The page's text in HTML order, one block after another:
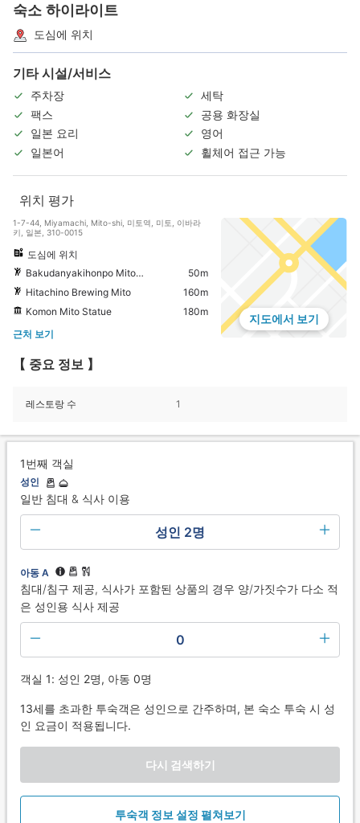
숙소 하이라이트
도심에 위치
기타 시설/서비스
주차장
세탁
팩스
공용 화장실
일본 요리
영어
일본어
휠체어 접근 가능
위치 평가
1-7-44, Miyamachi, Mito-shi, 미토역, 미토, 이바라
키, 일본, 310-0015
도심에 위치
Bakudanyakihonpo Mitoopaten
50m
Hitachino Brewing Mito
160m
Komon Mito Statue
180m
근처 보기
지도에서 보기
【 중요 정보 】
레스토랑 수 1
1번째 객실
성인
일반 침대 & 식사 이용
성인 2명
아동 A
침대/침구 제공, 식사가 포함된 상품의 경우 양/가짓수가 다소 적
은 성인용 식사 제공
0
객실 1: 성인 2명, 아동 0명
13세를 초과한 투숙객은 성인으로 간주하며, 본 숙소 투숙 시 성
인 요금이 적용됩니다.
다시 검색하기
투숙객 정보 설정 펼쳐보기